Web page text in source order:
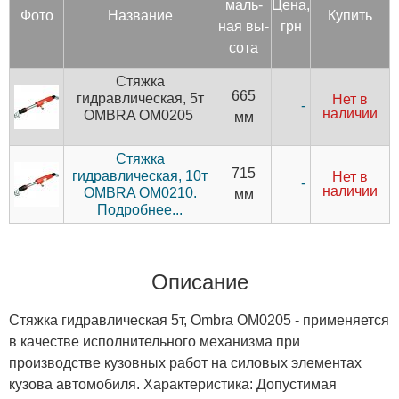
Фото Название
маль­
ная вы­
сота
Цена,
грн
Купить
Стяжка
гидравлическая, 5т
OMBRA OM0205
665
мм
-
Нет в
наличии
Стяжка
гидравлическая, 10т
OMBRA OM0210.
Подробнее...
715
мм
-
Нет в
наличии
Описание
Стяжка гидравлическая 5т, Ombra OM0205 - применяется
в качестве исполнительного механизма при
производстве кузовных работ на силовых элементах
кузова автомобиля. Характеристика: Допустимая